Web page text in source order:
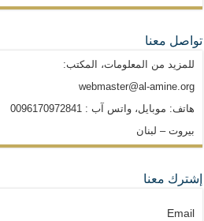
تواصل معنا
للمزيد من المعلومات، المكتب:
webmaster@al-amine.org
هاتف: موبايل، واتس آب : 0096170972841
بيروت – لبنان
إشترك معنا
Email